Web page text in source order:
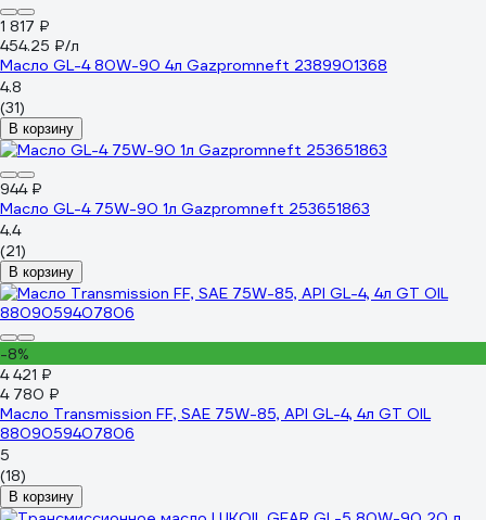
1 817 ₽
454.25 ₽/л
Масло GL-4 80W-90 4л Gazpromneft 2389901368
4.8
(31)
В корзину
944 ₽
Масло GL-4 75W-90 1л Gazpromneft 253651863
4.4
(21)
В корзину
-8%
4 421 ₽
4 780 ₽
Масло Transmission FF, SAE 75W-85, API GL-4, 4л GT OIL
8809059407806
5
(18)
В корзину